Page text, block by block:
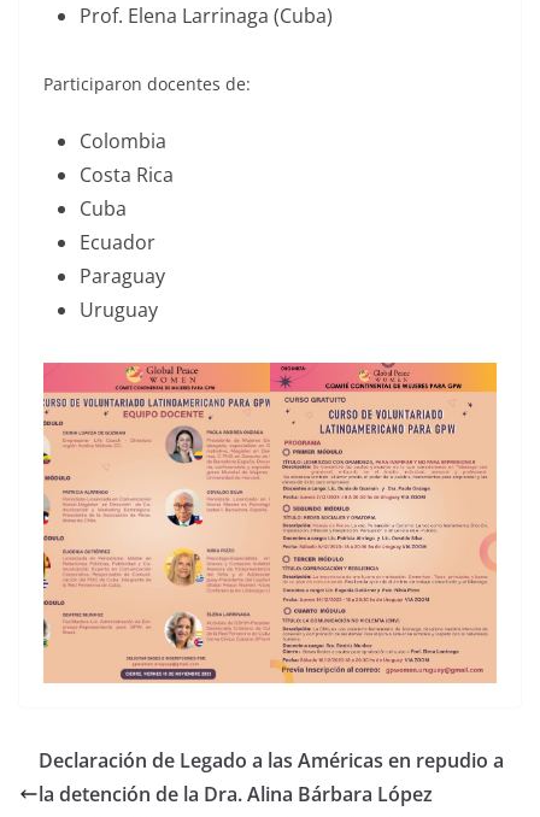
Prof. Elena Larrinaga (Cuba)
Participaron docentes de:
Colombia
Costa Rica
Cuba
Ecuador
Paraguay
Uruguay
Declaración de Legado a las Américas en repudio a
la detención de la Dra. Alina Bárbara López